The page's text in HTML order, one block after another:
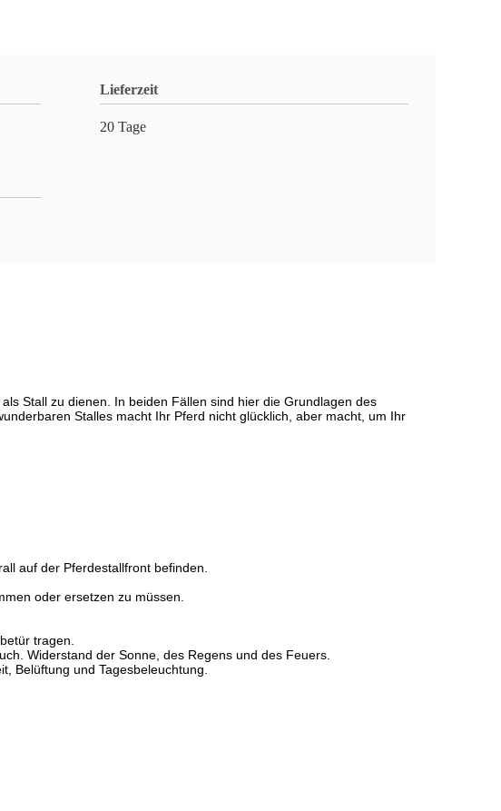
Lieferzeit
20 Tage
Stall zu dienen. In beiden Fällen sind hier die Grundlagen des
Stalles macht Ihr Pferd nicht glücklich, aber macht, um Ihr
auf der Pferdestallfront befinden.
oder ersetzen zu müssen.
tragen.
Widerstand der Sonne, des Regens und des Feuers.
Belüftung und Tagesbeleuchtung.